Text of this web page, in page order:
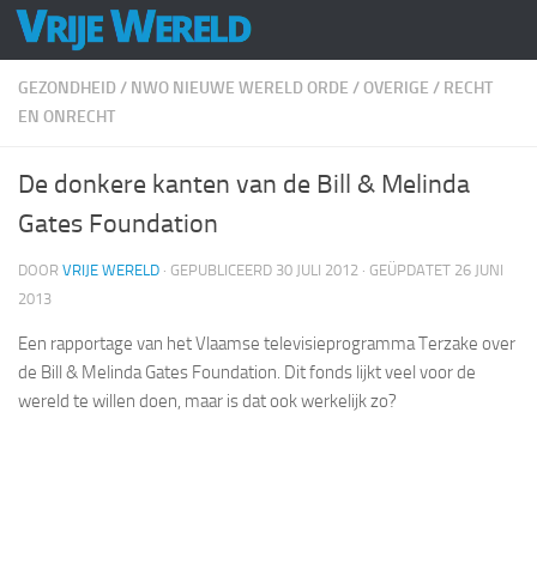
Doorgaan naar inhoud
GEZONDHEID / NWO NIEUWE WERELD ORDE /OVERIGE / RECHT
EN ONRECHT
De donkere kanten van de Bill & Melinda
Gates Foundation
DOOR VRIJE WERELD · GEPUBLICEERD 30 JULI 2012 · GEÜPDATET 26 JUNI
2013
Een rapportage van het Vlaamse televisieprogramma Terzake over
de Bill & Melinda Gates Foundation. Dit fonds lijkt veel voor de
wereld te willen doen, maar is dat ook werkelijk zo?